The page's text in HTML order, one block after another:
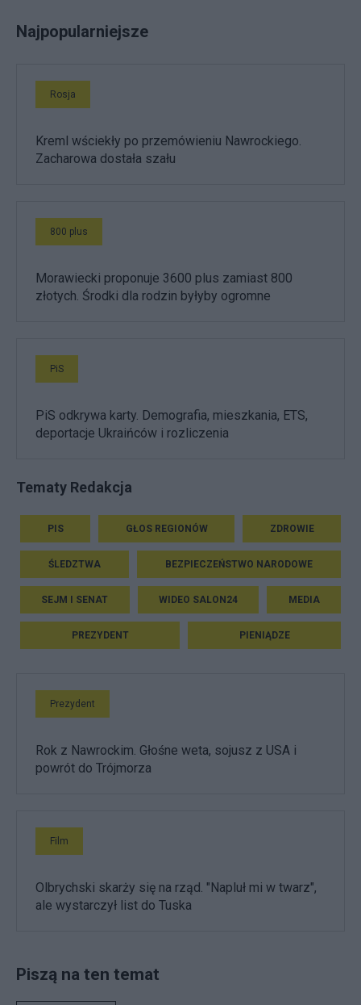
Najpopularniejsze
Rosja
Kreml wściekły po przemówieniu Nawrockiego.
Zacharowa dostała szału
800 plus
Morawiecki proponuje 3600 plus zamiast 800
złotych. Środki dla rodzin byłyby ogromne
PiS
PiS odkrywa karty. Demografia, mieszkania, ETS,
deportacje Ukraińców i rozliczenia
Tematy Redakcja
PIS GŁOS REGIONÓW ZDROWIE
ŚLEDZTWA BEZPIECZEŃSTWO NARODOWE
SEJM I SENAT WIDEO SALON24 MEDIA
PREZYDENT PIENIĄDZE
Prezydent
Rok z Nawrockim. Głośne weta, sojusz z USA i
powrót do Trójmorza
Film
Olbrychski skarży się na rząd. "Napluł mi w twarz",
ale wystarczył list do Tuska
Piszą na ten temat